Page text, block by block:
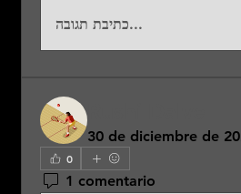
כתיבת תגובה...
30 de diciembre de
0
1 comentario